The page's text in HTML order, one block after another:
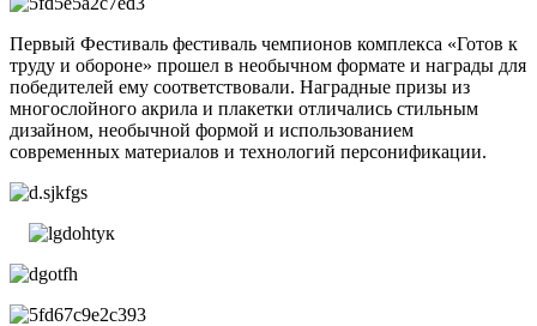
Первый Фестиваль фестиваль чемпионов комплекса «Готов к
труду и обороне» прошел в необычном формате и награды для
победителей ему соответствовали. Наградные призы из
многослойного акрила и плакетки отличались стильным
дизайном, необычной формой и использованием
современных материалов и технологий персонификации.